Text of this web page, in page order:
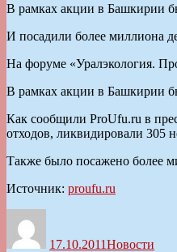
В рамках акции в Башкирии
И посадили более миллиона
На форуме «Уралэкология.
В рамках акции в Башкирии
Как сообщили ProUfu.ru в
отходов, ликвидировали 305
Также было посажено более
Источник: proufu.ru
17.10.2011Новости